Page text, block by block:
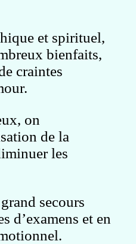
et spirituel,
bienfaits,
craintes
on
de la
les
secours
d’examens et en